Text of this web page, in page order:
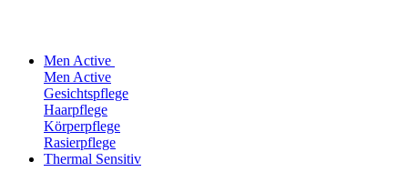
Men Active
Men Active
Gesichtspflege
Haarpflege
Körperpflege
Rasierpflege
Thermal Sensitiv